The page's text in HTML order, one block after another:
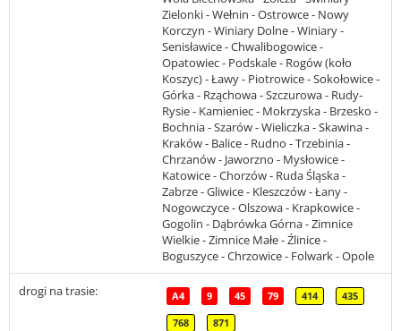
Zielonki - Wełnin - Ostrowce - Nowy
Korczyn - Winiary Dolne - Winiary -
Senisławice - Chwalibogowice -
Opatowiec - Podskale - Rogów (koło
Koszyc) - Ławy - Piotrowice - Sokołowice -
Górka - Rząchowa - Szczurowa - Rudy-
Rysie - Kamieniec - Mokrzyska - Brzesko -
Bochnia - Szarów - Wieliczka - Skawina -
Kraków - Balice - Rudno - Trzebinia -
Chrzanów - Jaworzno - Mysłowice -
Katowice - Chorzów - Ruda Śląska -
Zabrze - Gliwice - Kleszczów - Łany -
Nogowczyce - Olszowa - Krapkowice -
Gogolin - Dąbrówka Górna - Zimnice
Wielkie - Zimnice Małe - Źlinice -
Boguszyce - Chrzowice - Folwark - Opole
drogi na trasie: A4 9 45 79 414 435
768 871